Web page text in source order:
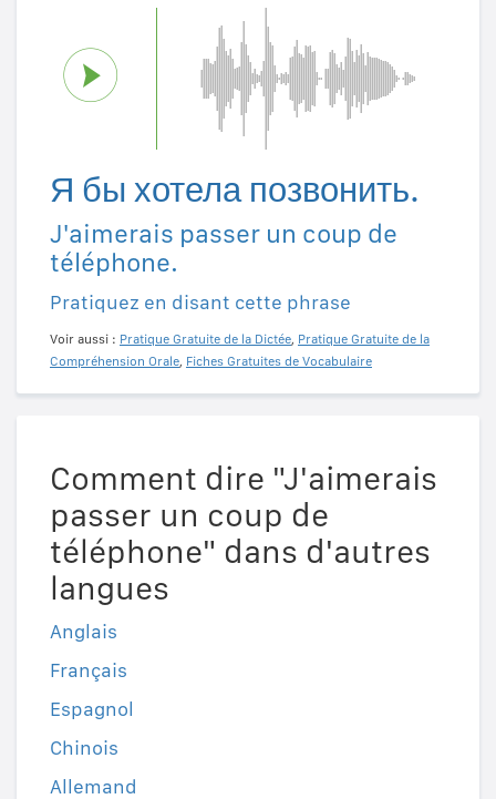
Я бы хотела позвонить.
J'aimerais passer un coup de
téléphone.
Pratiquez en disant cette phrase
Voir aussi : Pratique Gratuite de la Dictée, Pratique Gratuite de la
Compréhension Orale, Fiches Gratuites de Vocabulaire
Comment dire "J'aimerais
passer un coup de
téléphone" dans d'autres
langues
Anglais
Français
Espagnol
Chinois
Allemand